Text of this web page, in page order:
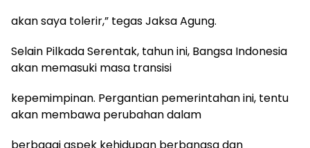
akan saya tolerir,” tegas Jaksa Agung.
Selain Pilkada Serentak, tahun ini, Bangsa Indonesia
akan memasuki masa transisi
kepemimpinan. Pergantian pemerintahan ini, tentu
akan membawa perubahan dalam